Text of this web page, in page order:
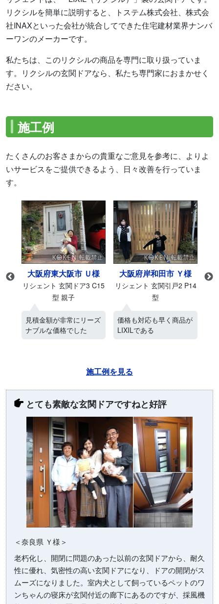
リクシルを簡単に説明すると、トステム株式会社、株式会
社INAXといった会社が統合してできた住宅建材業界ナンバ
ーワンのメーカーです。
私たちは、このリクシルの商品を専門に取り扱っていま
す。リクシルの玄関ドアなら、私たち専門家におまかせく
ださい。
施工例
たくさんのお客さまからの貴重なご意見を参考に、よりよ
いサービスをご提供できるよう、日々改善を行っていま
す。
大阪府東大阪市 Ｕ様
リシェント 玄関ドア3 C15
型 親子
見積金額が非常にリーズ
ナブルな価格でした
大阪府岸和田市 Ｙ様
リシェント 玄関引戸2 P14
型
価格も対応も早く商品が
LIXILである
施工例を見る
とても素敵な玄関ドアですねと好評
＜奈良県 Ｙ様＞
老朽化し、開閉に問題のあった以前の玄関ドアから、耐久
性に優れ、気密性の高い玄関ドアになり、ドアの開閉がス
ムーズになりました。室内犬として飼っているペットのワ
ンちゃんの寝床が玄関付近の廊下にあるのですが、採風機